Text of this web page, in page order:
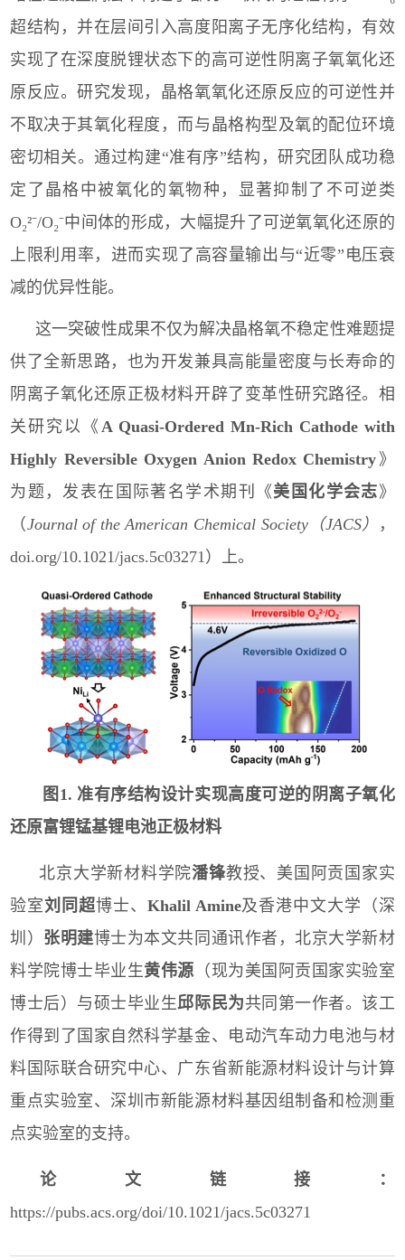
超结构，并在层间引入高度阳离子无序化结构，有效
实现了在深度脱锂状态下的高可逆性阴离子氧氧化还
原反应。研究发现，晶格氧氧化还原反应的可逆性并
不取决于其氧化程度，而与晶格构型及氧的配位环境
密切相关。通过构建“准有序”结构，研究团队成功稳
定了晶格中被氧化的氧物种，显著抑制了不可逆类
O₂²⁻/O₂⁻中间体的形成，大幅提升了可逆氧氧化还原的
上限利用率，进而实现了高容量输出与“近零” 电压衰
减的优异性能。
这一突破性成果不仅为解决晶格氧不稳定性难题提
供了全新思路，也为开发兼具高能量密度与长寿命的
阴离子氧化还原正极材料开辟了变革性研究路径。相
关研究以《 A Quasi-Ordered Mn-Rich Cathode with
Highly Reversible Oxygen Anion Redox Chemistry 》
为题，发表在国际著名学术期刊《美国化学会志》
（Journal of the American Chemical Society（JACS）
，
doi.org/10.1021/jacs.5c03271）上。
图 1. 准有序结构设计实现高度可逆的阴离子氧化
还原富锂锰基锂电池正极材料
北京大学新材料学院潘锋教授、美国阿贡国家实
验室刘同超博士、 Khalil Amine及香港中文大学（深
圳） 张明建博士为本文共同通讯作者，北京大学新材
料学院博士毕业生黄伟源 （现为美国阿贡国家实验室
博士后）与硕士毕业生邱际民为共同第一作者。该工
作得到了国家自然科学基金、电动汽车动力电池与材
料国际联合研究中心、广东省新能源材料设计与计算
重点实验室、深圳市新能源材料基因组制备和检测重
点实验室的支持。
论文链接：
https://pubs.acs.org/doi/10.1021/jacs.5c03271